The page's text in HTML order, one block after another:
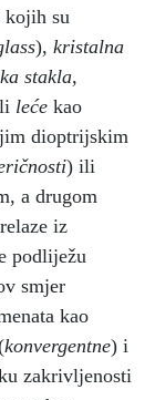
kojih su
), kristalna
stakla,
leće kao
dioptrijskim
) ili
a drugom
iz
podliježu
smjer
kao
konvergentne) i
zakrivljenosti